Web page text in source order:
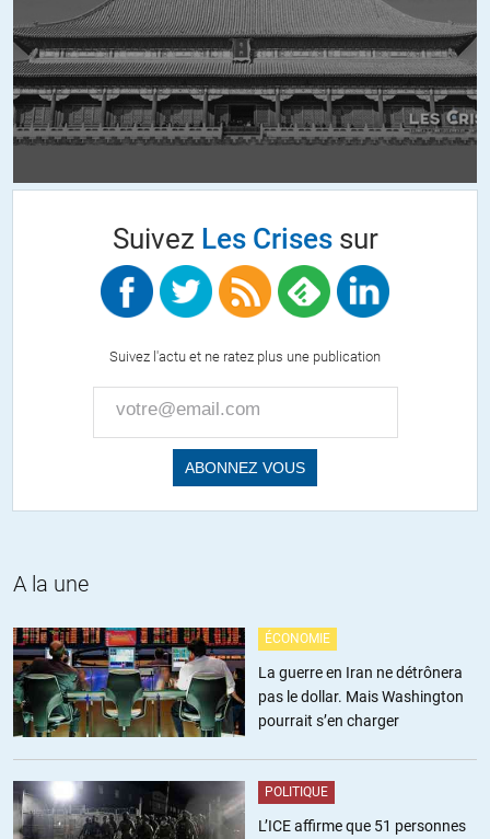
ALERTER
Jack//15.12.2011 à 15h03
Quelle est la part de l’industrie financière Suisse dans le PIB?
ALERTER
Pana
On paie nos impòts.
On paie la Caisse maladie – env. CHF 3’500 à CHF 4’000.– min.
par année.
La grève n’existe pour ainsi dire pas.
L’industrie financière dans le PIB !!!!
Certainement en baisse grâce à la baisse des marchés, la
suppression du secret bancaire, etc. etc. etc….
Jack//16.12.2011 à 10h51
bouleversante, mais je me fous de votre porte-monnaie!
dans votre économie. Il me semble que par les temps qui
courent, ce n’est pas négligeable.
Fenril 74//18.12.2011 à 16h14
Semaine dernière, un reportage sur la TSR, 1 suisse sur 5
Suivez Les Crisessur
Suivez l'actu et ne ratez plus une publication
A la une
ÉCONOMIE
La guerre en Iran ne détrônera
pas le dollar. Mais Washington
pourrait s’en charger
POLITIQUE
L’ICE affirme que 51 personnes